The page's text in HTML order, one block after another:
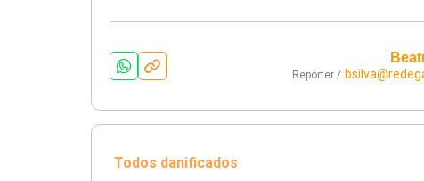
Repórter /
Todos danificados